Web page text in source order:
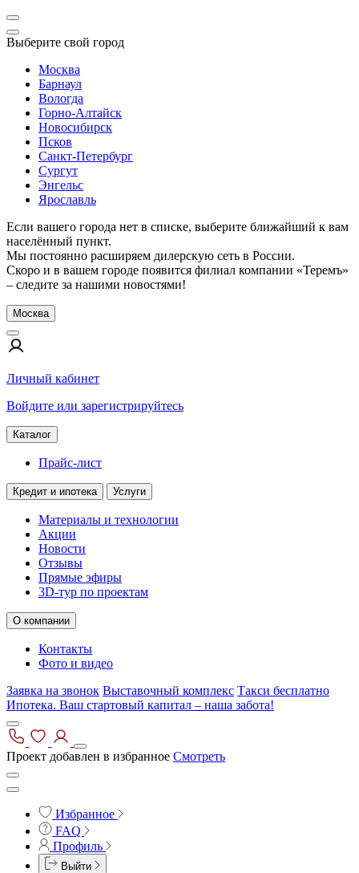
Выберите свой город
Москва
Барнаул
Вологда
Горно-Алтайск
Новосибирск
Псков
Санкт-Петербург
Сургут
Энгельс
Ярославль
Если вашего города нет в списке, выберите ближайший к вам
населённый пункт.
Мы постоянно расширяем дилерскую сеть в России.
Скоро и в вашем городе появится филиал компании «Теремъ»
– следите за нашими новостями!
Москва
Личный кабинет
Войдите или зарегистрируйтесь
Каталог
Прайс-лист
Кредит и ипотека Услуги
Материалы и технологии
Акции
Новости
Отзывы
Прямые эфиры
3D-тур по проектам
О компании
Контакты
Фото и видео
Заявка на звонок Выставочный комплекс Такси бесплатно
Ипотека. Ваш стартовый капитал – наша забота!
Проект добавлен в избранное Смотреть
Избранное
FAQ
Профиль
Выйти